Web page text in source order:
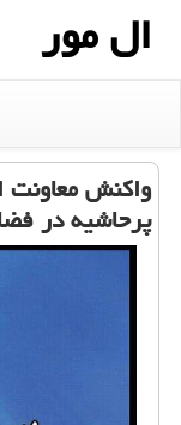
ال مور
واکنش معاونت
پرحاشیه در